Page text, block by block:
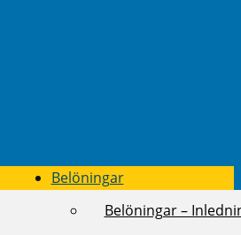
Belöningar
Belöningar –